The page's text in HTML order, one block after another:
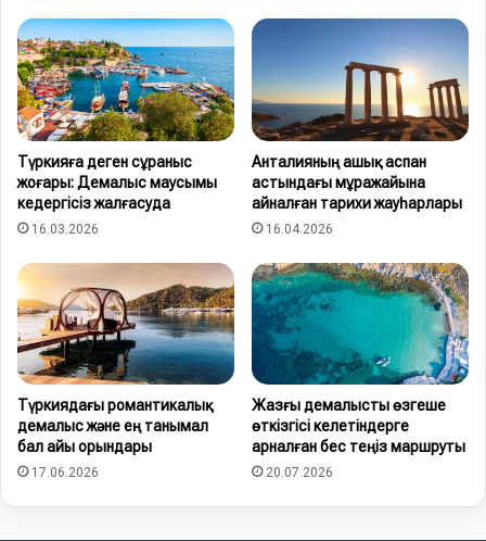
Түркияға деген сұраныс
жоғары: Демалыс маусымы
кедергісіз жалғасуда
16.03.2026
Анталияның ашық аспан
астындағы мұражайына
айналған тарихи жауһарлары
16.04.2026
Түркиядағы романтикалық
демалыс және ең танымал
бал айы орындары
17.06.2026
Жазғы демалысты өзгеше
өткізгісі келетіндерге
арналған бес теңіз маршруты
20.07.2026